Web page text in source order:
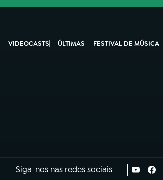
VIDEOCASTS ÚLTIMAS FESTIVAL DE MÚSICA
Siga-nos nas redes sociais